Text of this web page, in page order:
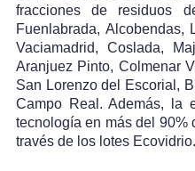
fracciones de residuos
Fuenlabrada,
Vaciamadrid, Coslada,
Aranjuez Pinto, Colmenar
San Lorenzo del Escorial,
Campo Real. Además, la
tecnología en más del 90%
través de los lotes Ecovidrio.